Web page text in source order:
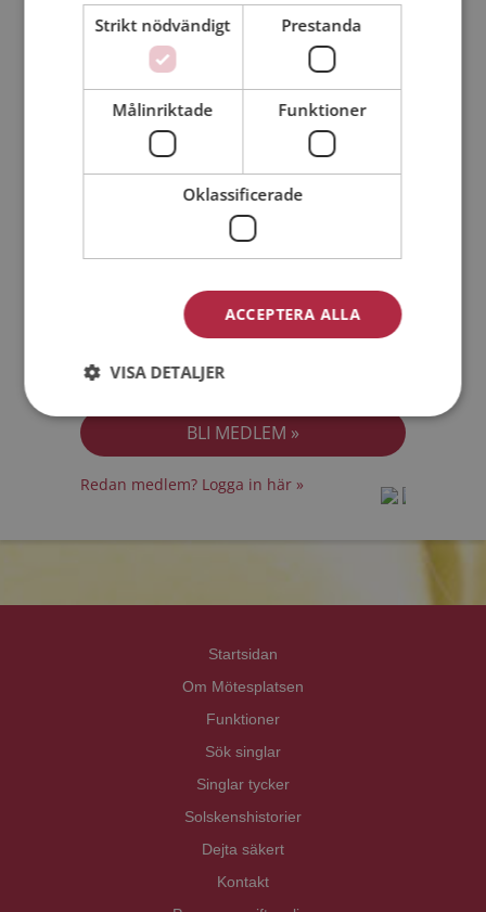
Bli medlem utan kostnad!
Min ålder:
Personuppgiftspolicyn
Redan medlem? Logga in här »
Startsidan
Om Mötesplatsen
Funktioner
Sök singlar
Singlar tycker
Solskenshistorier
Dejta säkert
Kontakt
Strikt nödvändigt Prestanda
Målinriktade Funktioner
Oklassificerade
ACCEPTERA ALLA
VISA DETALJER